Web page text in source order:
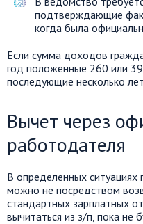
подтверждающие
когда была
Если сумма доходов
год положенные 260 или
последующие несколько
Вычет через
работодателя
В определенных
можно не посредством
стандартных зарплатных
вычитаться из з/п, пока не